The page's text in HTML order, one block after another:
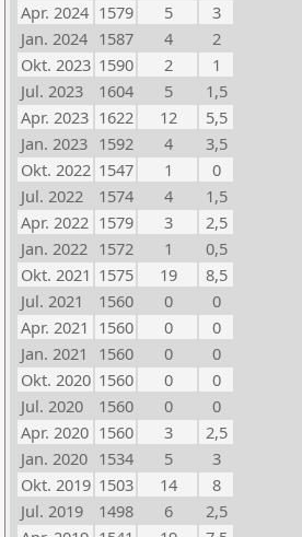
Apr. 2024 1579 5
3
Jan. 2024 1587 4
2
Okt. 2023 1590 2
1
Jul. 2023
1604 5
1,5
Apr. 2023 1622 12
5,5
Jan. 2023 1592 4
3,5
Okt. 2022 1547 1
0
Jul. 2022
1574 4
1,5
Apr. 2022 1579 3
2,5
Jan. 2022 1572 1
0,5
Okt. 2021 1575 19
8,5
Jul. 2021
1560 0
0
Apr. 2021 1560 0
0
Jan. 2021
1560 0
0
Okt. 2020 1560 0
0
Jul. 2020
1560 0
0
Apr. 2020 1560 3
2,5
Jan. 2020 1534 5
3
Okt. 2019 1503 14
8
Jul. 2019
1498 6
2,5